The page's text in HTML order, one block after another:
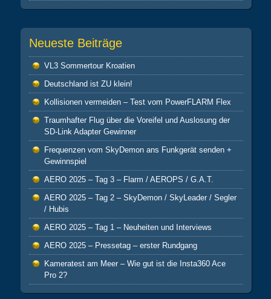
Neueste Beiträge
VL3 Sommertour Kroatien
Deutschland ist ZU klein!
Kollisionen vermeiden – Test vom PowerFLARM Flex
Traumhafter Flug über die Voreifel und Auslosung der
SD-Link Adapter Gewinner
Frequenzen vom SkyDemon ans Funkgerät senden +
Gewinnspiel
AERO 2025 – Tag 3 – Flarm / AEROPS / G.A.T.
AERO 2025 – Tag 2 – SkyDemon / SkyLeader / Segler
/ Hubis
AERO 2025 – Tag 1 – Neuheiten und Interviews
AERO 2025 – Pressetag – erster Rundgang
Kameratest am Meer – Wie gut ist die Insta360 Ace
Pro 2?